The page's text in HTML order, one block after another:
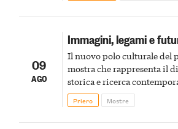
09
AGO
Immagini, legami e
Il nuovo polo culturale del
mostra che rappresenta il
storica e ricerca
Priero Mostre